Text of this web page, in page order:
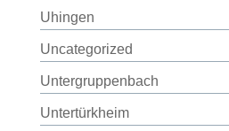
Uhingen
Uncategorized
Untergruppenbach
Untertürkheim